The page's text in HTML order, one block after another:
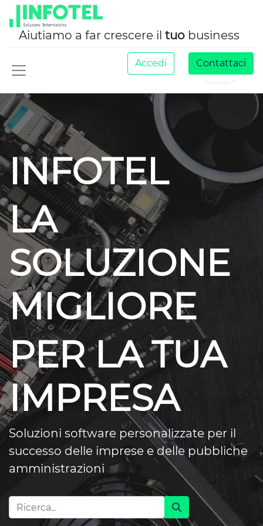
Aiutiamo a far crescere il tuo business
Accedi Contattaci
INFOTEL
LA
SOLUZIONE
MIGLIORE
PER LA TUA
IMPRESA
Soluzioni software personalizzate per il
successo delle imprese e delle pubbliche
amministrazioni